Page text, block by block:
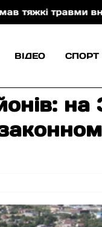
внаслідок ДТП
ВІДЕО СПОРТ
на